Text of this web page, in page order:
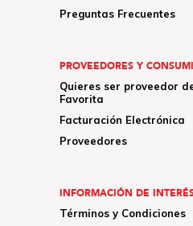
Preguntas Frecuentes
PROVEEDORES Y
Quieres ser proveedor
Favorita
Facturación Electrónica
Proveedores
INFORMACIÓN DE
Términos y Condiciones